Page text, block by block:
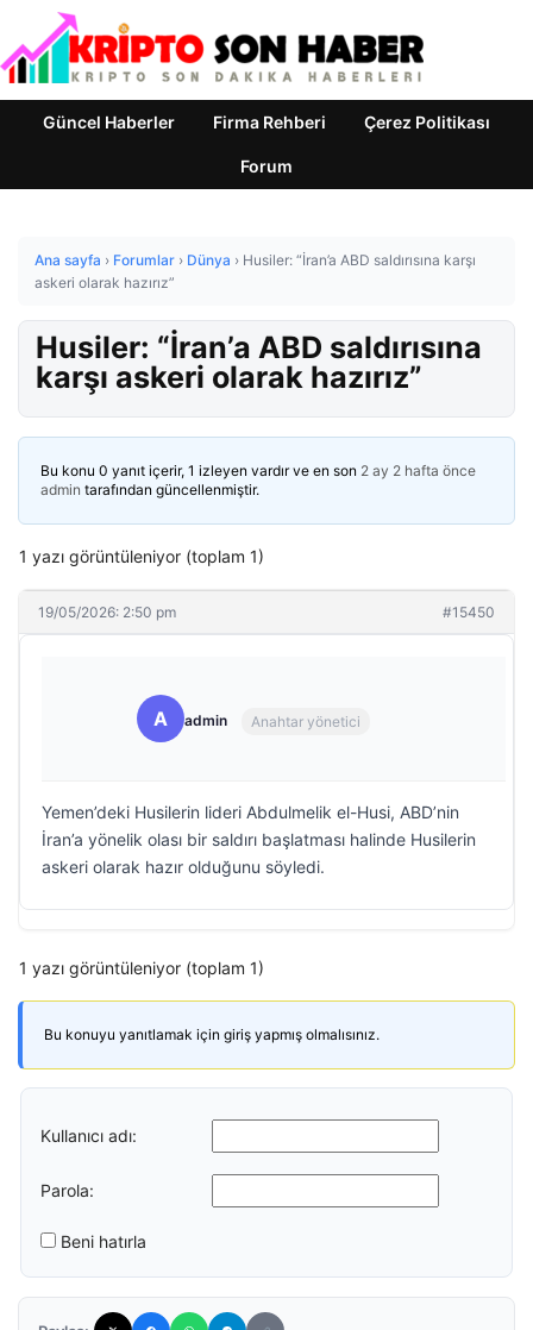
Güncel Haberler Firma Rehberi Çerez Politikası
Forum
Ana sayfa › Forumlar › Dünya › Husiler: “İran’a ABD saldırısına karşı
askeri olarak hazırız”
Husiler: “İran’a ABD saldırısına
karşı askeri olarak hazırız”
Bu konu 0 yanıt içerir, 1 izleyen vardır ve en son 2 ay 2 hafta önce
admin tarafından güncellenmiştir.
1 yazı görüntüleniyor (toplam 1)
19/05/2026: 2:50 pm #15450
A admin Anahtar yönetici
Yemen’deki Husilerin lideri Abdulmelik el-Husi, ABD’nin
İran’a yönelik olası bir saldırı başlatması halinde Husilerin
askeri olarak hazır olduğunu söyledi.
1 yazı görüntüleniyor (toplam 1)
Bu konuyu yanıtlamak için giriş yapmış olmalısınız.
Kullanıcı adı:
Parola:
Beni hatırla